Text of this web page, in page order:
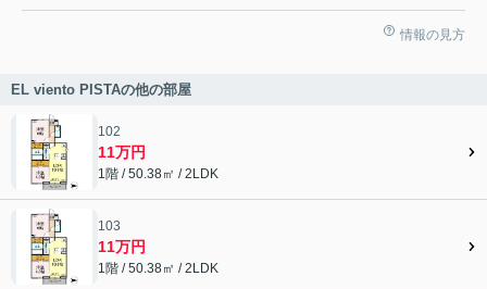
情報の見方
EL viento PISTAの他の部屋
102
11万円
1階 / 50.38㎡ / 2LDK
103
11万円
1階 / 50.38㎡ / 2LDK